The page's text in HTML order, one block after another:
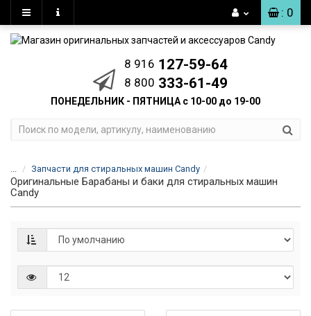
: 0
8 916 127-59-64
8 800 333-61-49
ПОНЕДЕЛЬНИК - ПЯТНИЦА с 10-00 до 19-00
... Запчасти для стиральных машин Candy
Оригинальные Барабаны и баки для стиральных машин
Candy